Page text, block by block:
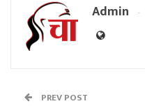
Admin
PREV POST